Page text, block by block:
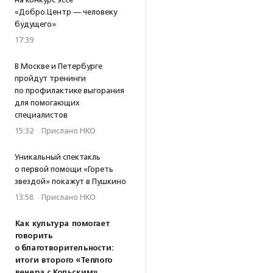
«Добро.Центр — человеку
будущего»
17:39
В Москве и Петербурге
пройдут тренинги
по профилактике выгорания
для помогающих
специалистов
15:32 · Прислано НКО
Уникальный спектакль
о первой помощи «Гореть
звездой» покажут в Пушкино
13:58 · Прислано НКО
Как культура помогает
говорить
о благотворительности:
итоги второго «Теплого